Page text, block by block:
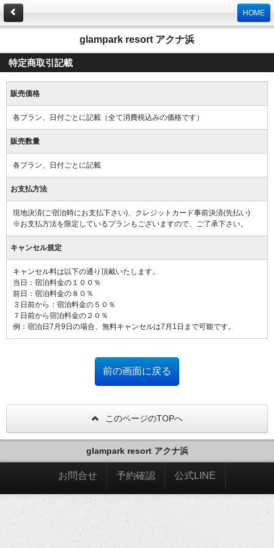
HOME
glampark resort アクナ浜
特定商取引記載
販売価格
各プラン、日付ごとに記載（全て消費税込みの価格です）
販売数量
各プラン、日付ごとに記載
お支払方法
現地決済(ご宿泊時にお支払下さい)、クレジットカード事前決済(先払い)
※お支払方法を限定しているプランもございますので、ご了承下さい。
キャンセル規定
キャンセル料は以下の通り頂戴いたします。
当日：宿泊料金の１００％
前日：宿泊料金の８０％
３日前から：宿泊料金の５０％
７日前から宿泊料金の２０％
例：宿泊日7月9日の場合、無料キャンセルは7月1日まで可能です。
このページのTOPへ
glampark resort アクナ浜
お問合せ 予約確認 公式LINE